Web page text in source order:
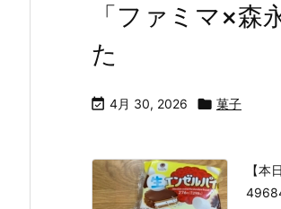
「ファミマ×
た
 4月 30, 2026  菓子
【本